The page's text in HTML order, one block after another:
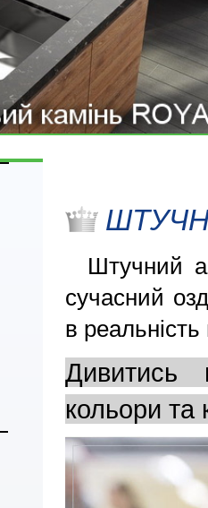
Штучний
сучасний
в
Дивитись
кольори та